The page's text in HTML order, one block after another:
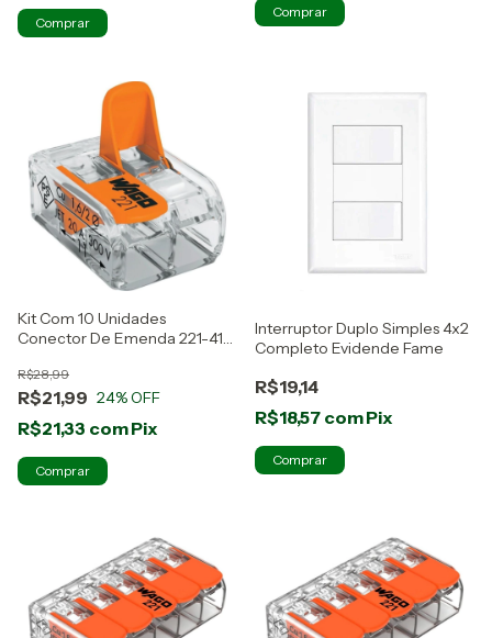
Kit Com 10 Unidades
Conector De Emenda 221-412
R$21,99
R$28,99
24% OFF
R$21,33 comPix
Interruptor Duplo Simples 4x2
Completo Evidende Fame
R$19,14
R$18,57 comPix